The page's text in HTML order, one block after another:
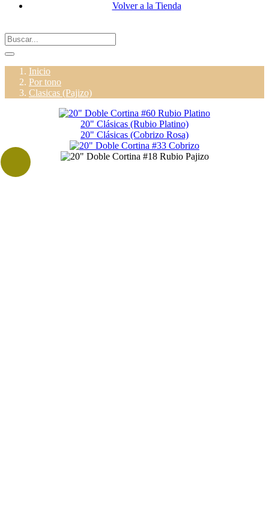
Volver a la Tienda
Inicio
Por tono
Clasicas (Pajizo)
20" Clásicas (Rubio Platino)
20" Clásicas (Cobrizo Rosa)